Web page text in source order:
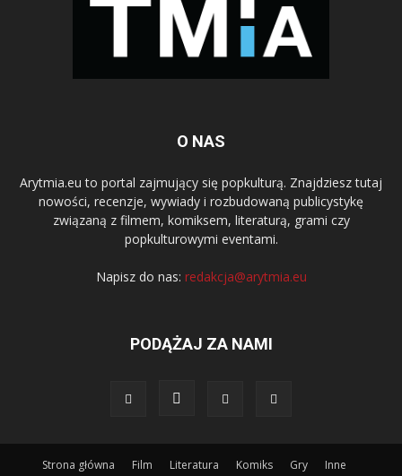
O NAS
Arytmia.eu to portal zajmujący się popkulturą. Znajdziesz tutaj
nowości, recenzje, wywiady i rozbudowaną publicystykę
związaną z filmem, komiksem, literaturą, grami czy
popkulturowymi eventami.
Napisz do nas: redakcja@arytmia.eu
PODĄŻAJ ZA NAMI
Strona główna Film Literatura Komiks Gry
Inne